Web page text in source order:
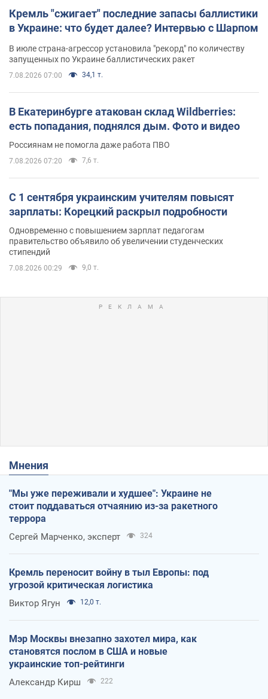
Кремль "сжигает" последние запасы баллистики
в Украине: что будет далее? Интервью с Шарпом
В июле страна-агрессор установила "рекорд" по количеству
запущенных по Украине баллистических ракет
7.08.2026 07:00 34,1 т.
В Екатеринбурге атакован склад Wildberries:
есть попадания, поднялся дым. Фото и видео
Россиянам не помогла даже работа ПВО
7.08.2026 07:20 7,6 т.
С 1 сентября украинским учителям повысят
зарплаты: Корецкий раскрыл подробности
Одновременно с повышением зарплат педагогам
правительство объявило об увеличении студенческих
стипендий
7.08.2026 00:29 9,0 т.
Мнения
"Мы уже переживали и худшее": Украине не
стоит поддаваться отчаянию из-за ракетного
террора
Сергей Марченко, эксперт 324
Кремль переносит войну в тыл Европы: под
угрозой критическая логистика
Виктор Ягун 12,0 т.
Мэр Москвы внезапно захотел мира, как
становятся послом в США и новые
украинские топ-рейтинги
Александр Кирш 222